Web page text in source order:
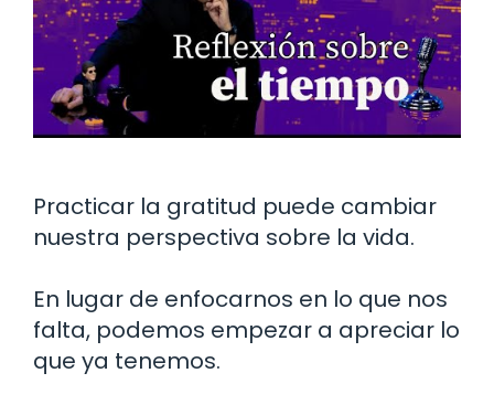
Practicar la gratitud puede cambiar
nuestra perspectiva sobre la vida.
En lugar de enfocarnos en lo que nos
falta, podemos empezar a apreciar lo
que ya tenemos.